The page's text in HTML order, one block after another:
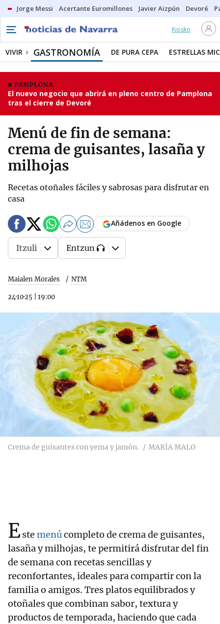
Jorge Messi Acertante Euromillones Javier Aizpún Devoré
Kiosko
VIVIR GASTRONOMÍA DE PURA CEPA ESTRELLAS
PAMPLONA
El nuevo negocio que abrirá en pleno centro de Pamplona
tras el cierre de Devoré
Menú de fin de semana:
crema de guisantes, lasaña y
milhojas
Recetas otoñales fáciles y sabrosas para disfrutar en
casa
Maialen Morales NTM
24·10·25 19:00
Añádenos en Google
Itzuli Entzun
Crema de guisantes con yema y jamón. MARÍA MALO
Este menúcompleto de crema de guisantes,
lasaña y milhojas, te permitirá disfrutar del fin
de semana con recetas sencillas y
reconfortantes, ideales para compartir con la
familia o amigos. Tres platos equilibrados y
otoñales que combinan sabor, textura y
productos de temporada, haciendo que cada